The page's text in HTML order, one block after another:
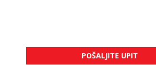
POŠALJITE UPIT